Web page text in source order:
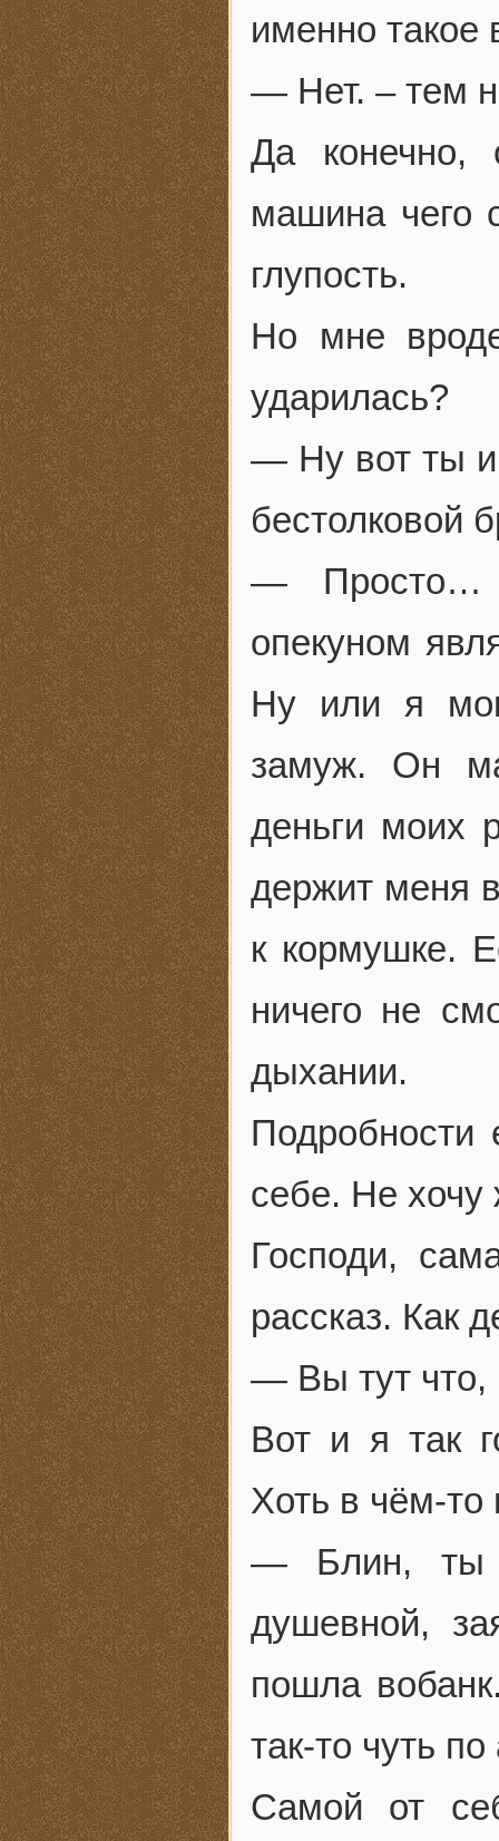
именно такое
— Нет. – тем
Да конечно,
машина чего
глупость.
Но мне
ударилась?
— Ну вот ты и
бестолковой
— Просто…
опекуном
Ну или я
замуж. Он
деньги моих
держит меня
к кормушке.
ничего не
дыхании.
Подробности
себе. Не хочу
Господи,
рассказ. Как
— Вы тут что,
Вот и я так
Хоть в чём-
— Блин, ты
душевной,
пошла
так-то чуть
Самой от